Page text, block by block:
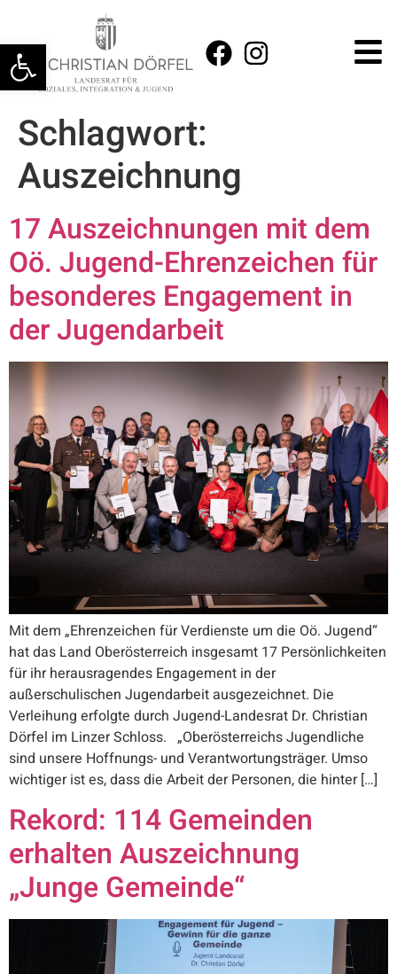
Werkzeugleiste öffnen
Schlagwort:
Auszeichnung
17 Auszeichnungen mit dem
Oö. Jugend-Ehrenzeichen für
besonderes Engagement in
der Jugendarbeit
Mit dem „Ehrenzeichen für Verdienste um die Oö. Jugend“
hat das Land Oberösterreich insgesamt 17 Persönlichkeiten
für ihr herausragendes Engagement in der
außerschulischen Jugendarbeit ausgezeichnet. Die
Verleihung erfolgte durch Jugend-Landesrat Dr. Christian
Dörfel im Linzer Schloss. „Oberösterreichs Jugendliche
sind unsere Hoffnungs- und Verantwortungsträger. Umso
wichtiger ist es, dass die Arbeit der Personen, die hinter […]
Rekord: 114 Gemeinden
erhalten Auszeichnung
„Junge Gemeinde“